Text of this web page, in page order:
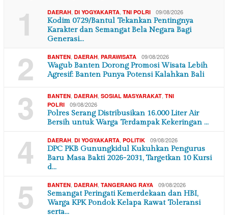
1 DAERAH DI YOGYAKARTA TNI POLRI 09/08/2026
Kodim 0729/Bantul Tekankan Pentingnya
Karakter dan Semangat Bela Negara Bagi
Generasi…
2 BANTEN DAERAH PARAWISATA 09/08/2026
Wagub Banten Dorong Promosi Wisata Lebih
Agresif: Banten Punya Potensi Kalahkan Bali
3 BANTEN DAERAH SOSIAL MASYARAKAT TNI
POLRI
09/08/2026
Polres Serang Distribusikan 16.000 Liter Air
Bersih untuk Warga Terdampak Kekeringan …
4 DAERAH DI YOGYAKARTA POLITIK 09/08/2026
DPC PKB Gunungkidul Kukuhkan Pengurus
Baru Masa Bakti 2026-2031, Targetkan 10 Kursi
d…
5 BANTEN DAERAH TANGERANG RAYA 09/08/2026
Semangat Peringati Kemerdekaan dan HBI,
Warga KPK Pondok Kelapa Rawat Toleransi
serta…